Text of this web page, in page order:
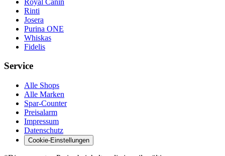
Rinti
Josera
Purina ONE
Whiskas
Fidelis
Service
Alle Shops
Alle Marken
Spar-Counter
Preisalarm
Impressum
Datenschutz
Cookie-Einstellungen